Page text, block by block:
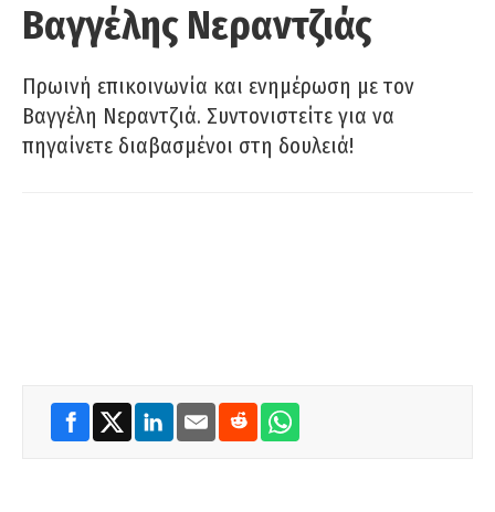
Βαγγέλης Νεραντζιάς
Πρωινή επικοινωνία και ενημέρωση με τον
Βαγγέλη Νεραντζιά. Συντονιστείτε για να
πηγαίνετε διαβασμένοι στη δουλειά!